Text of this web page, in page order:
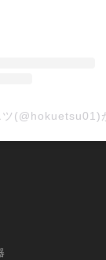
ツ(@hokuetsu01)